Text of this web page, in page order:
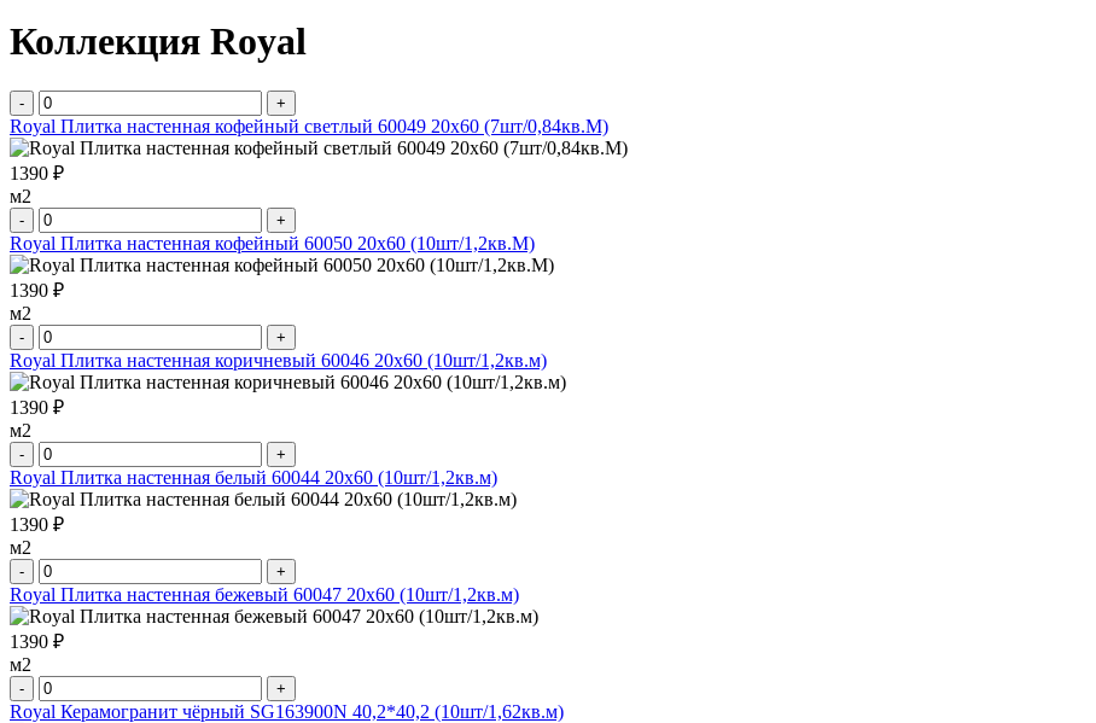
Коллекция Royal
- +
Royal Плитка настенная кофейный светлый 60049 20х60 (7шт/0,84кв.М)
1390 ₽
м2
- +
Royal Плитка настенная кофейный 60050 20х60 (10шт/1,2кв.М)
1390 ₽
м2
- +
Royal Плитка настенная коричневый 60046 20х60 (10шт/1,2кв.м)
1390 ₽
м2
- +
Royal Плитка настенная белый 60044 20х60 (10шт/1,2кв.м)
1390 ₽
м2
- +
Royal Плитка настенная бежевый 60047 20х60 (10шт/1,2кв.м)
1390 ₽
м2
- +
Royal Керамогранит чёрный SG163900N 40,2*40,2 (10шт/1,62кв.м)